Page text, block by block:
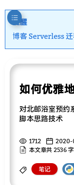
提醒
博客 Serverless
如何优雅
对北邮浴室预约
脚本思路技术
1712
2020-
本文章共 2536
笔记